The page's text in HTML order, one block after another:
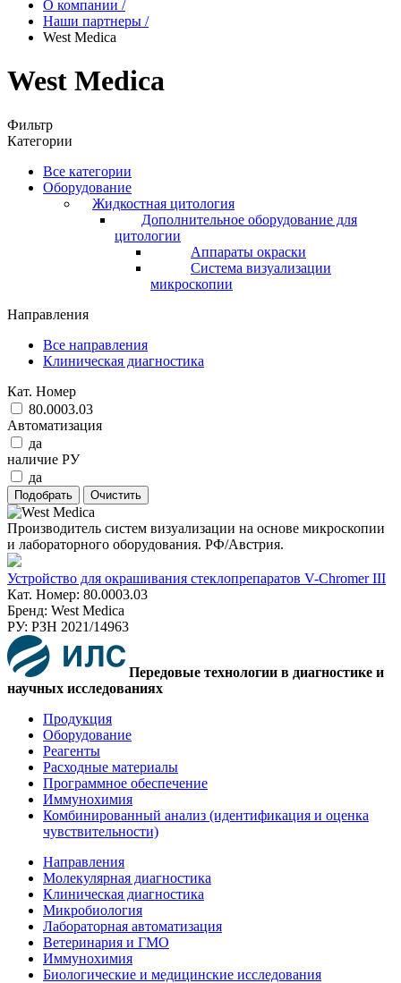
О компании /
Наши партнеры /
West Medica
West Medica
Фильтр
Категории
Все категории
Оборудование
Жидкостная цитология
Дополнительное оборудование для
цитологии
Аппараты окраски
Система визуализации
микроскопии
Направления
Все направления
Клиническая диагностика
Кат. Номер
80.0003.03
Автоматизация
да
наличие РУ
да
Производитель систем визуализации на основе микроскопии
и лабораторного оборудования. РФ/Австрия.
Устройство для окрашивания стеклопрепаратов V-Chromer III
Кат. Номер: 80.0003.03
Бренд: West Medica
РУ: РЗН 2021/14963
Передовые технологии в диагностике и
научных исследованиях
Продукция
Оборудование
Реагенты
Расходные материалы
Программное обеспечение
Иммунохимия
Комбинированный анализ (идентификация и оценка
чувствительности)
Направления
Молекулярная диагностика
Клиническая диагностика
Микробиология
Лабораторная автоматизация
Ветеринария и ГМО
Иммунохимия
Биологические и медицинские исследования